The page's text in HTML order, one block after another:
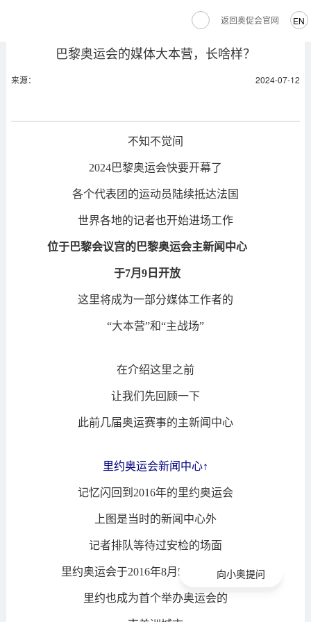
EN
返回奥促会官网
巴黎奥运会的媒体大本营，长啥样？
来源： 2024-07-12
不知不觉间
2024巴黎奥运会快要开幕了
各个代表团的运动员陆续抵达法国
世界各地的记者也开始进场工作
位于巴黎会议宫的巴黎奥运会主新闻中心
于7月9日开放
这里将成为一部分媒体工作者的
“大本营”和“主战场”
在介绍这里之前
让我们先回顾一下
此前几届奥运赛事的主新闻中心
里约奥运会新闻中心↑
记忆闪回到2016年的里约奥运会
上图是当时的新闻中心外
记者排队等待过安检的场面
里约奥运会于2016年8月5日至21日举行
里约也成为首个举办奥运会的
向小奥提问